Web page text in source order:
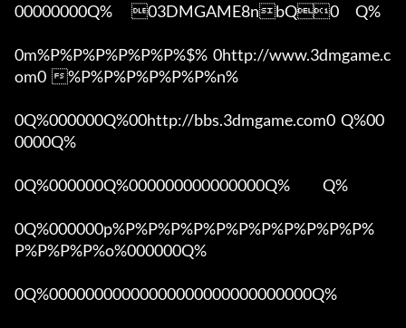
00000000Q%       03DMGAME8nbQ0      Q%
0m%P%P%P%P%P%P%$%  0http://www.3dmgame.c
om0  %P%P%P%P%P%P%n%
0Q%000000Q%00http://bbs.3dmgame.com0  Q%00
0000Q%
0Q%000000Q%000000000000000Q%            Q%
0Q%000000p%P%P%P%P%P%P%P%P%P%P%P%
P%P%P%P%o%000000Q%
0Q%00000000000000000000000000000Q%